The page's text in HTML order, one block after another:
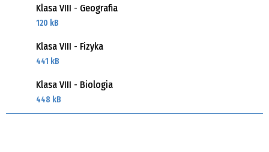
Klasa VIII - Geografia
120 kB
Klasa VIII - Fizyka
441 kB
Klasa VIII - Biologia
448 kB